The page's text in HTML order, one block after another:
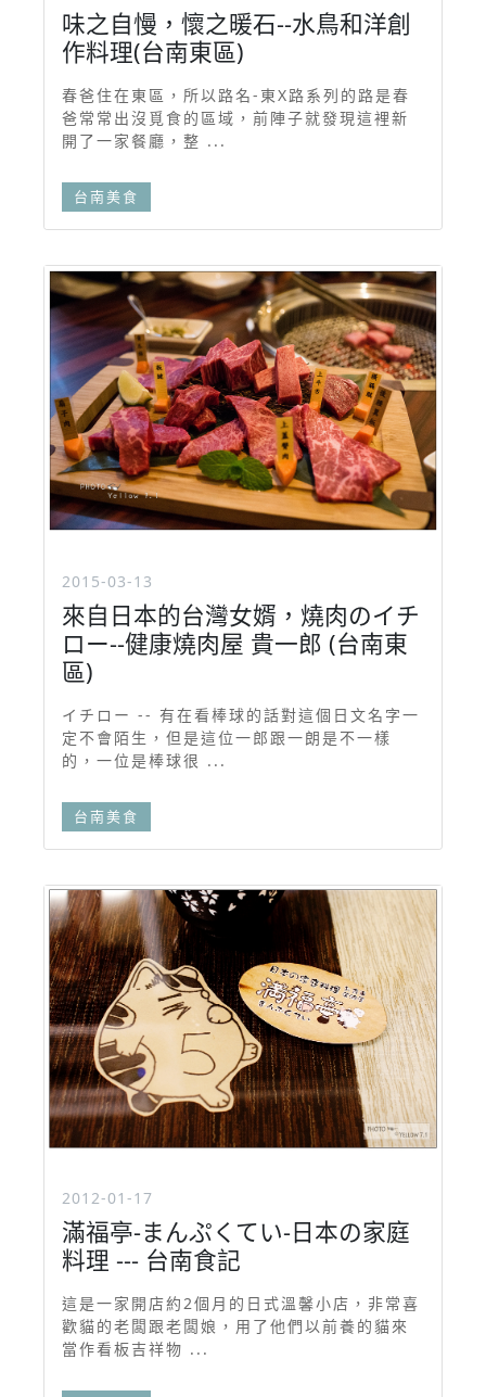
味之自慢，懷之暖石--水鳥和洋創
作料理(台南東區)
春爸住在東區，所以路名-東X路系列的路是春
爸常常出沒覓食的區域，前陣子就發現這裡新
開了一家餐廳，整 ...
台南美食
2015-03-13
來自日本的台灣女婿，燒肉のイチ
ロー--健康燒肉屋 貴一郎 (台南東
區)
イチロー -- 有在看棒球的話對這個日文名字一
定不會陌生，但是這位一郎跟一朗是不一樣
的，一位是棒球很 ...
台南美食
2012-01-17
滿福亭-まんぷくてい-日本の家庭
料理 --- 台南食記
這是一家開店約2個月的日式溫馨小店，非常喜
歡貓的老闆跟老闆娘，用了他們以前養的貓來
當作看板吉祥物 ...